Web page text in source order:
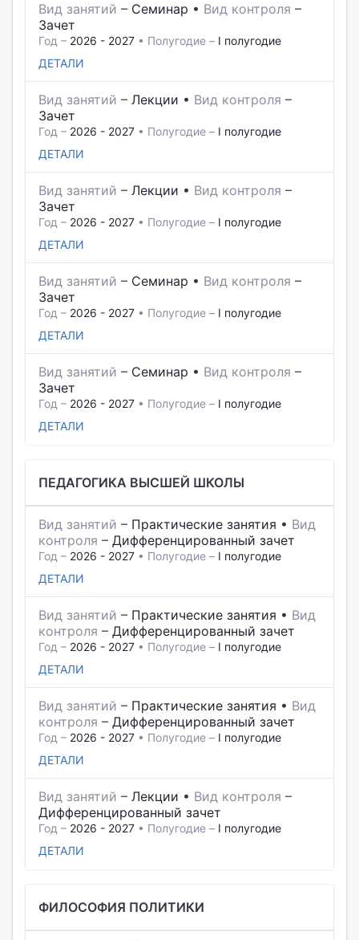
Вид занятий – Семинар • Вид контроля –
Зачет
Год – 2026 - 2027 • Полугодие – I полугодие
ДЕТАЛИ
Вид занятий – Лекции • Вид контроля –
Зачет
Год – 2026 - 2027 • Полугодие – I полугодие
ДЕТАЛИ
Вид занятий – Лекции • Вид контроля –
Зачет
Год – 2026 - 2027 • Полугодие – I полугодие
ДЕТАЛИ
Вид занятий – Семинар • Вид контроля –
Зачет
Год – 2026 - 2027 • Полугодие – I полугодие
ДЕТАЛИ
Вид занятий – Семинар • Вид контроля –
Зачет
Год – 2026 - 2027 • Полугодие – I полугодие
ДЕТАЛИ
ПЕДАГОГИКА ВЫСШЕЙ ШКОЛЫ
Вид занятий – Практические занятия • Вид
контроля – Дифференцированный зачет
Год – 2026 - 2027 • Полугодие – I полугодие
ДЕТАЛИ
Вид занятий – Практические занятия • Вид
контроля – Дифференцированный зачет
Год – 2026 - 2027 • Полугодие – I полугодие
ДЕТАЛИ
Вид занятий – Практические занятия • Вид
контроля – Дифференцированный зачет
Год – 2026 - 2027 • Полугодие – I полугодие
ДЕТАЛИ
Вид занятий – Лекции • Вид контроля –
Дифференцированный зачет
Год – 2026 - 2027 • Полугодие – I полугодие
ДЕТАЛИ
ФИЛОСОФИЯ ПОЛИТИКИ